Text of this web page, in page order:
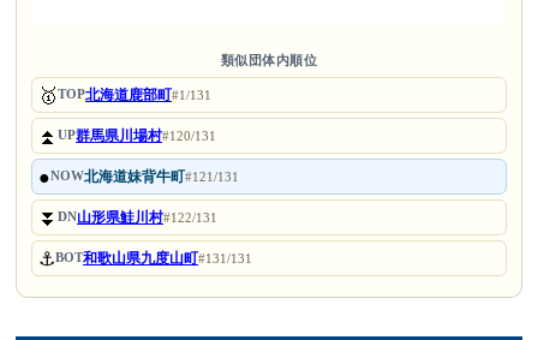
類似団体内順位
🥇TOP北海道鹿部町#1/131
⏫UP群馬県川場村#120/131
●NOW北海道妹背牛町#121/131
⏬DN山形県鮭川村#122/131
⚓BOT和歌山県九度山町#131/131